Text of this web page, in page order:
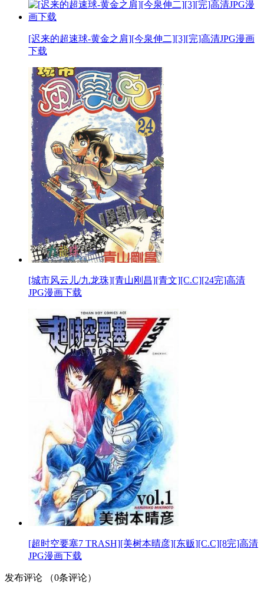
[迟来的超速球-黄金之肩][今泉伸二][3][完]高清JPG漫画
下载
[城市风云儿/九龙珠][青山刚昌][青文][C.C][24完]高清
JPG漫画下载
[超时空要塞7 TRASH][美树本晴彦][东贩][C.C][8完]高清
JPG漫画下载
发布评论 （0条评论）